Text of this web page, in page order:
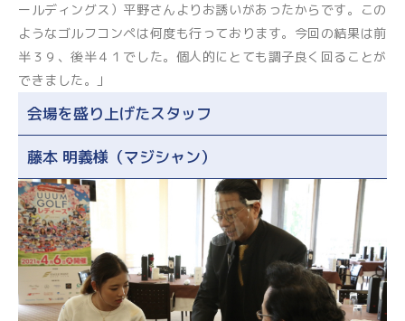
ールディングス）平野さんよりお誘いがあったからです。この
ようなゴルフコンペは何度も行っております。今回の結果は前
半３９、後半４１でした。個人的にとても調子良く回ることが
できました。」
会場を盛り上げたスタッフ
藤本 明義様（マジシャン）